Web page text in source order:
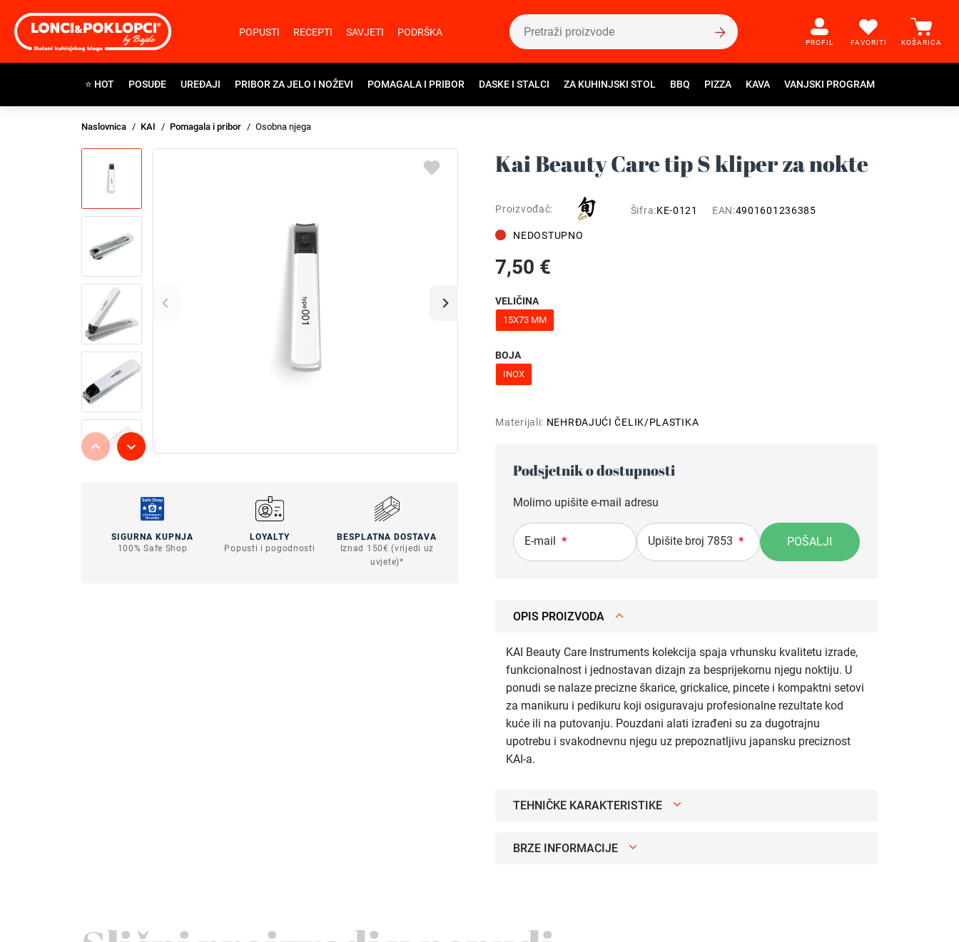
POPUSTI RECEPTI SAVJETI PODRŠKA
PROFIL FAVORITI KOŠARICA
⭐ HOT POSUĐE UREĐAJI PRIBOR ZA JELO I NOŽEVI POMAGALA I PRIBOR DASKE I STALCI ZA KUHINJSKI STOL BBQ PIZZA KAVA VANJSKI PROGRAM
Naslovnica KAI Pomagala i pribor Osobna njega
SIGURNA KUPNJA
100% Safe Shop
LOYALTY
Popusti i pogodnosti
BESPLATNA DOSTAVA
Iznad 150€ (vrijedi uz
uvjete)*
Kai Beauty Care tip S kliper za nokte
Proizvođač: Šifra:KE-0121 EAN:4901601236385
NEDOSTUPNO
7,50 €
VELIČINA
15X73 MM
BOJA
INOX
Materijali: NEHRĐAJUĆI ČELIK/PLASTIKA
Podsjetnik o dostupnosti
Molimo upišite e-mail adresu
E-mail * Upišite broj 7853 * POŠALJI
OPIS PROIZVODA
KAI Beauty Care Instruments kolekcija spaja vrhunsku kvalitetu izrade,
funkcionalnost i jednostavan dizajn za besprijekornu njegu noktiju. U
ponudi se nalaze precizne škarice, grickalice, pincete i kompaktni setovi
za manikuru i pedikuru koji osiguravaju profesionalne rezultate kod
kuće ili na putovanju. Pouzdani alati izrađeni su za dugotrajnu
upotrebu i svakodnevnu njegu uz prepoznatljivu japansku preciznost
KAI-a.
TEHNIČKE KARAKTERISTIKE
BRZE INFORMACIJE